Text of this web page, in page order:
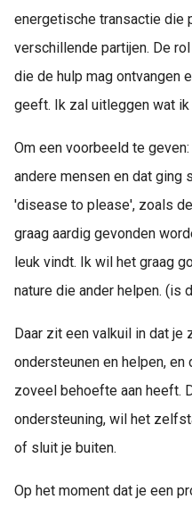
energetische transactie die
verschillende partijen. De
die de hulp mag ontvangen
geeft. Ik zal uitleggen wat ik
Om een voorbeeld te
andere mensen en dat
'disease to please', zoals
graag aardig gevonden
leuk vindt. Ik wil het graag
nature die ander helpen. (is
Daar zit een valkuil in dat je
ondersteunen en helpen,
zoveel behoefte aan heeft.
ondersteuning, wil het
of sluit je buiten.
Op het moment dat je een